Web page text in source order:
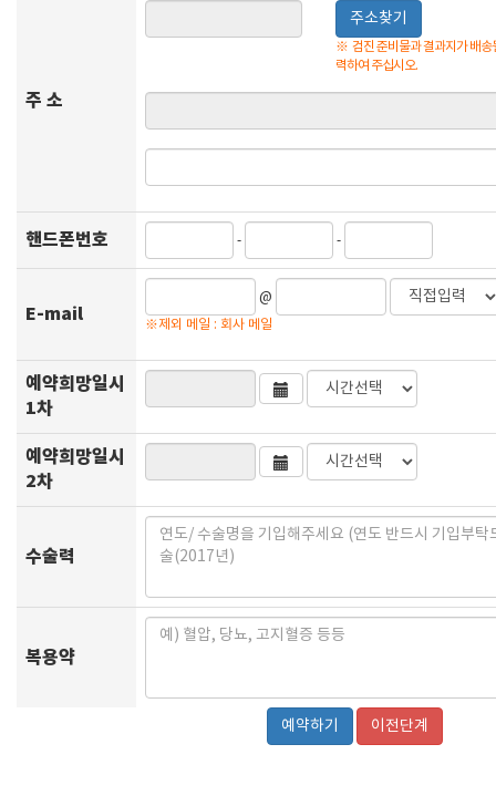
주 소
주소찾기
※ 검진 준비물과 결과지가 배
력하여 주십시오.
핸드폰번호 - -
E-mail
@
※제외 메일 : 회사 메일
예약희망일시
1차
예약희망일시
2차
수술력
복용약
이전단계